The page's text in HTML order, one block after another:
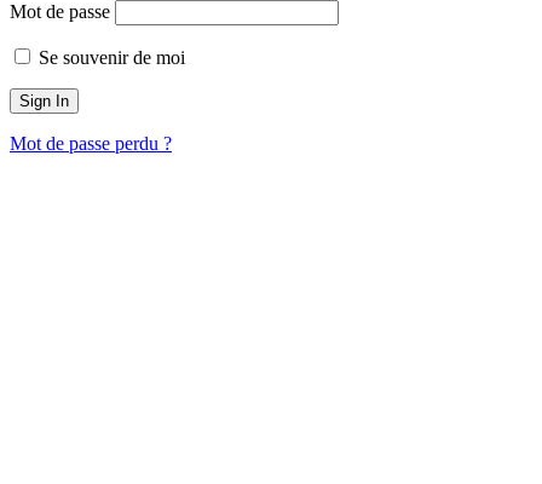
Mot de passe
Se souvenir de moi
Mot de passe perdu ?